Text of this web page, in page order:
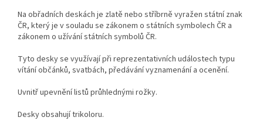
Na obřadních deskách je zlatě nebo stříbrně vyražen státní znak
ČR, který je v souladu se zákonem o státních symbolech ČR a
zákonem o užívání státních symbolů ČR.
Tyto desky se využívají při reprezentativních událostech typu
vítání občánků, svatbách, předávání vyznamenání a ocenění.
Uvnitř upevnění listů průhlednými rožky.
Desky obsahují trikoloru.